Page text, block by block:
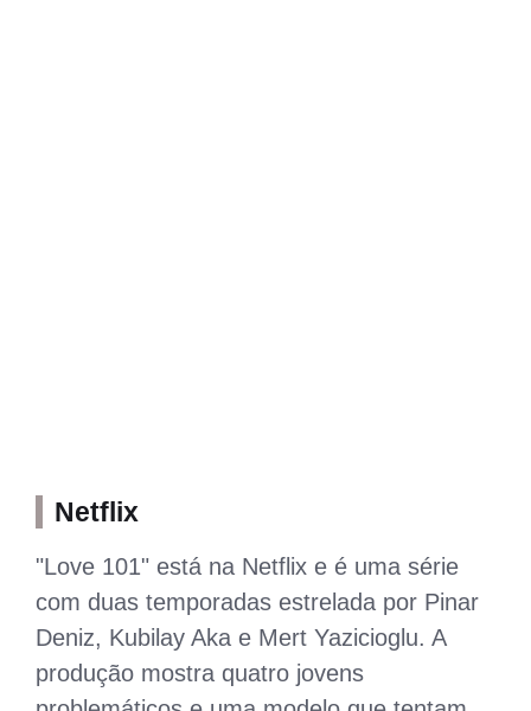
Netflix
"Love 101" está na Netflix e é uma série
com duas temporadas estrelada por Pinar
Deniz, Kubilay Aka e Mert Yazicioglu. A
produção mostra quatro jovens